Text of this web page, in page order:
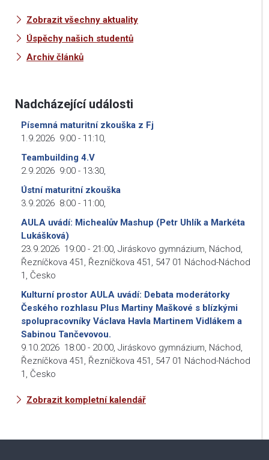
Zobrazit všechny aktuality
Úspěchy našich studentů
Archiv článků
Nadcházející události
Písemná maturitní zkouška z Fj
1.9.2026 9:00 - 11:10
Teambuilding 4.V
2.9.2026 9:00 - 13:30
Ústní maturitní zkouška
3.9.2026 8:00 - 11:00
AULA uvádí: Michealův Mashup (Petr Uhlík a Markéta
Lukášková)
23.9.2026 19:00 - 21:00 Jiráskovo gymnázium, Náchod,
Řezníčkova 451, Řezníčkova 451, 547 01 Náchod-Náchod
1, Česko
Kulturní prostor AULA uvádí: Debata moderátorky
Českého rozhlasu Plus Martiny Maškové s blízkými
spolupracovníky Václava Havla Martinem Vidlákem a
Sabinou Tančevovou.
9.10.2026 18:00 - 20:00 Jiráskovo gymnázium, Náchod,
Řezníčkova 451, Řezníčkova 451, 547 01 Náchod-Náchod
1, Česko
Zobrazit kompletní kalendář